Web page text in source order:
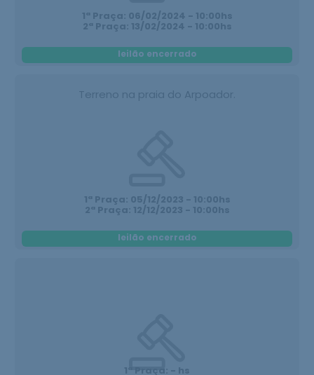
1ª Praça: 06/02/2024 - 10:00hs
2ª Praça: 13/02/2024 - 10:00hs
leilão encerrado
Terreno na praia do Arpoador.
1ª Praça: 05/12/2023 - 10:00hs
2ª Praça: 12/12/2023 - 10:00hs
leilão encerrado
1ª Praça: - hs